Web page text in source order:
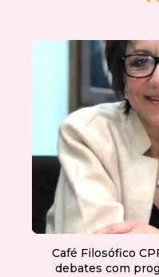
Café Filosófico
debates com